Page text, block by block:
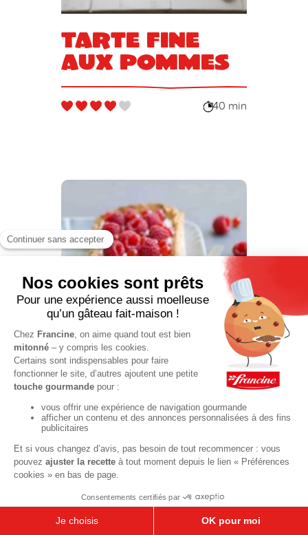
Tarte fine
aux pommes
40 min
Tarte légère
au fromage
blanc et
framboises